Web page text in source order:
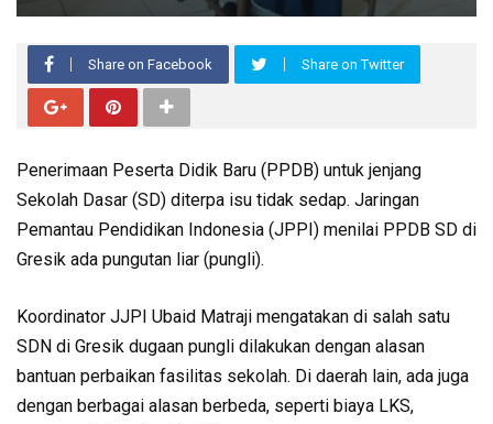
Share on Facebook Share on Twitter
Penerimaan Peserta Didik Baru (PPDB) untuk jenjang
Sekolah Dasar (SD) diterpa isu tidak sedap. Jaringan
Pemantau Pendidikan Indonesia (JPPI) menilai PPDB SD di
Gresik ada pungutan liar (pungli).
Koordinator JJPI Ubaid Matraji mengatakan di salah satu
SDN di Gresik dugaan pungli dilakukan dengan alasan
bantuan perbaikan fasilitas sekolah. Di daerah lain, ada juga
dengan berbagai alasan berbeda, seperti biaya LKS,